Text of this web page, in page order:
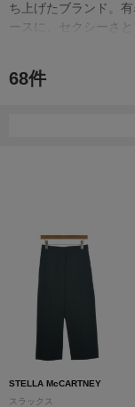
ち上げたブランド。
ースに、セクシーさ
ーを一切使わない環
「ファラベラ」シリ
68件
STELLA McCARTNEY
スラックス